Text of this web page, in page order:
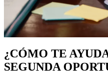
¿CÓMO TE
SEGUNDA